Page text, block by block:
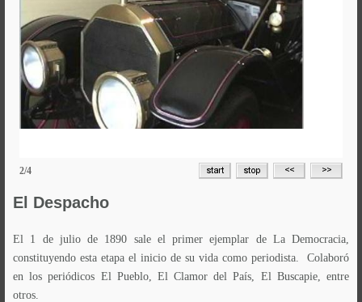
2/4
El Despacho
El 1 de julio de 1890 sale el primer ejemplar de La Democracia,
constituyendo esta etapa el inicio de su vida como periodista. Colaboró
en los periódicos El Pueblo, El Clamor del País, El Buscapie, entre
otros.